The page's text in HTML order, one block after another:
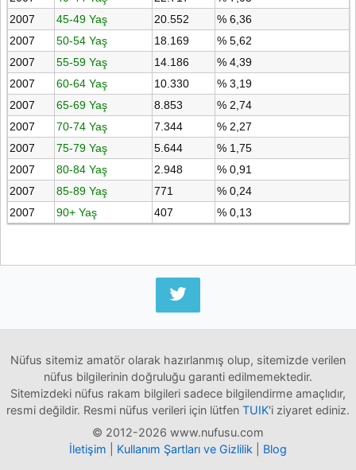
2007
45-49 Yaş 20.552
% 6,36
2007
50-54 Yaş 18.169
% 5,62
2007
55-59 Yaş 14.186
% 4,39
2007
60-64 Yaş 10.330
% 3,19
2007
65-69 Yaş 8.853
% 2,74
2007
70-74 Yaş 7.344
% 2,27
2007
75-79 Yaş 5.644
% 1,75
2007
80-84 Yaş 2.948
% 0,91
2007
85-89 Yaş 771
% 0,24
2007
90+ Yaş 407 % 0,13
Nüfus sitemiz amatör olarak hazırlanmış olup, sitemizde verilen
nüfus bilgilerinin doğruluğu garanti edilmemektedir.
Sitemizdeki nüfus rakam bilgileri sadece bilgilendirme amaçlıdır,
resmi değildir. Resmi nüfus verileri için lütfen TUIK'i ziyaret ediniz.
© 2012-2026 www.nufusu.com
İletişim
Kullanım Şartları ve Gizlilik Blog